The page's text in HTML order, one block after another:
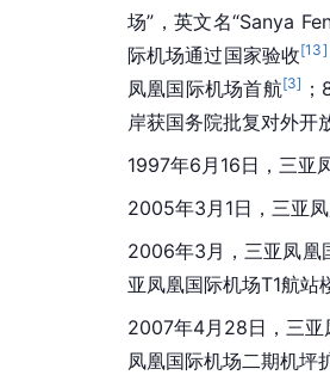
场”，英文名“Sanya
际机场通过国家验收[13]
凤凰国际机场首航[3]
岸获国务院批复对外开
1997年6月16日，三亚
2005年3月1日，三亚
2006年3月，三亚凤凰
亚凤凰国际机场T1航站
2007年4月28日，三亚
凤凰国际机场二期机坪